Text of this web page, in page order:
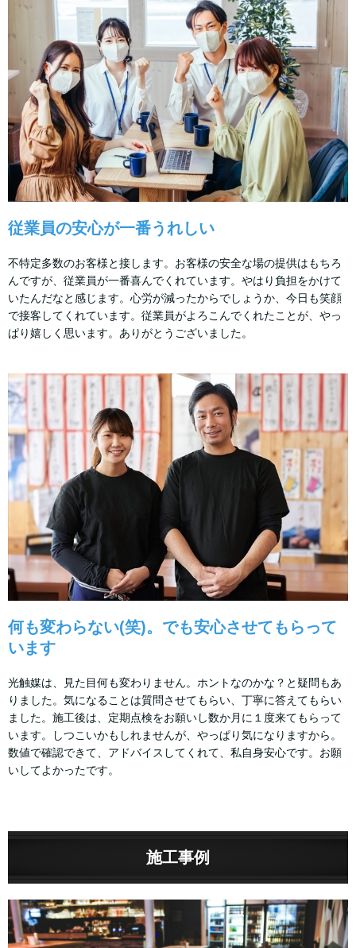
従業員の安心が一番うれしい
不特定多数のお客様と接します。お客様の安全な場の提供はもちろ
んですが、従業員が一番喜んでくれています。やはり負担をかけて
いたんだなと感じます。心労が減ったからでしょうか、今日も笑顔
で接客してくれています。従業員がよろこんでくれたことが、やっ
ぱり嬉しく思います。ありがとうございました。
何も変わらない(笑)。でも安心させてもらって
います
光触媒は、見た目何も変わりません。ホントなのかな？と疑問もあ
りました。気になることは質問させてもらい、丁寧に答えてもらい
ました。施工後は、定期点検をお願いし数か月に１度来てもらって
います。しつこいかもしれませんが、やっぱり気になりますから。
数値で確認できて、アドバイスしてくれて、私自身安心です。お願
いしてよかったです。
施工事例